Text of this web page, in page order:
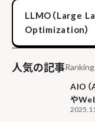
LLMO（Large
Optimization）
人気の記事Ranking
AIO（
や